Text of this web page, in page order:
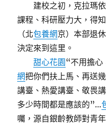
建校之初，克拉瑪依
課程、科研壓力大，得
（北包養網京）本部退
決定來到這里。
甜心花園“不用擔心
網把你們扶上馬、再送
講臺、熱愛講臺、敬畏
多少時間都是應該的”…
囑，源自銀齡教師對青